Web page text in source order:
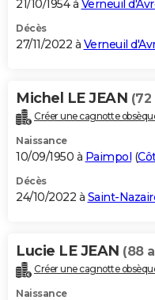
21/10/1954 à Verneuil
Décès
27/11/2022 à Verneuil
Michel LE JEAN (72
Créer une cagnotte
Naissance
10/09/1950 à Paimpol (
Décès
24/10/2022 à Saint-
Lucie LE JEAN (88
Créer une cagnotte
Naissance